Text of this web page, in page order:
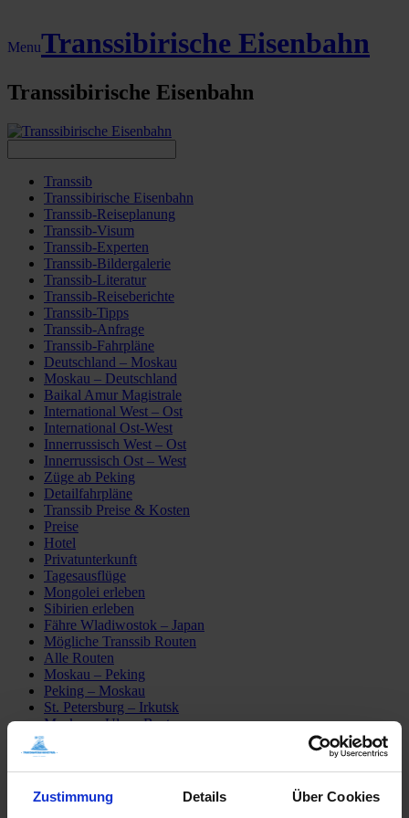
Zustimmung Details Über Cookies
MenuTranssibirische Eisenbahn
Transsibirische Eisenbahn
Transsib
Transsibirische Eisenbahn
Transsib-Reiseplanung
Transsib-Visum
Transsib-Experten
Transsib-Bildergalerie
Transsib-Literatur
Transsib-Reiseberichte
Transsib-Tipps
Transsib-Anfrage
Transsib-Fahrpläne
Deutschland – Moskau
Moskau – Deutschland
Baikal Amur Magistrale
International West – Ost
International Ost-West
Innerrussisch West – Ost
Innerrussisch Ost – West
Züge ab Peking
Detailfahrpläne
Transsib Preise & Kosten
Preise
Hotel
Privatunterkunft
Tagesausflüge
Mongolei erleben
Sibirien erleben
Fähre Wladiwostok – Japan
Mögliche Transsib Routen
Alle Routen
Moskau – Peking
Peking – Moskau
St. Petersburg – Irkutsk
Moskau – Ulaan Baatar
Moskau – Wladiwostok
Transsib-Gruppenreisen
Im Linienzug
Im Sonderzug Zarengold
Katalogbestellung